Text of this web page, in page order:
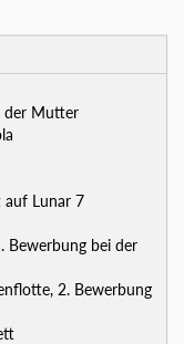
der Mutter
auf Lunar 7
Bewerbung bei der
2. Bewerbung